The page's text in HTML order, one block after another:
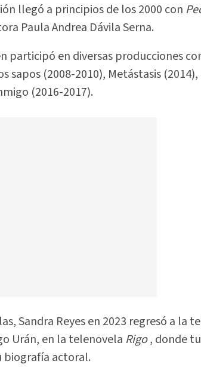
llegó a principios de los 2000 con
Paula Andrea Dávila Serna.
participó en diversas producciones
sapos (2008-2010), Metástasis
(2016-2017).
Sandra Reyes en 2023 regresó a la
Urán, en la telenovela Rigo, donde
biografía actoral.